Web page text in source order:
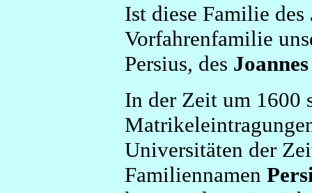
Ist diese Familie des
Vorfahrenfamilie
Persius, des
In der Zeit um 1600
Universitäten der
Familiennamen